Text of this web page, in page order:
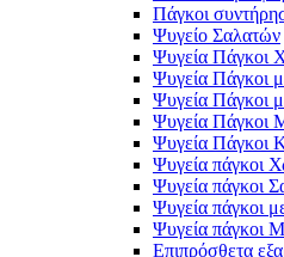
Πάγκοι
Ψυγείο Σαλατών
Ψυγεία Πάγκοι
Ψυγεία Πάγκοι
Ψυγεία Πάγκοι
Ψυγεία Πάγκοι
Ψυγεία Πάγκοι
Ψυγεία πάγκοι
Ψυγεία πάγκοι
Ψυγεία πάγκοι
Ψυγεία πάγκοι
Επιπρόσθετα